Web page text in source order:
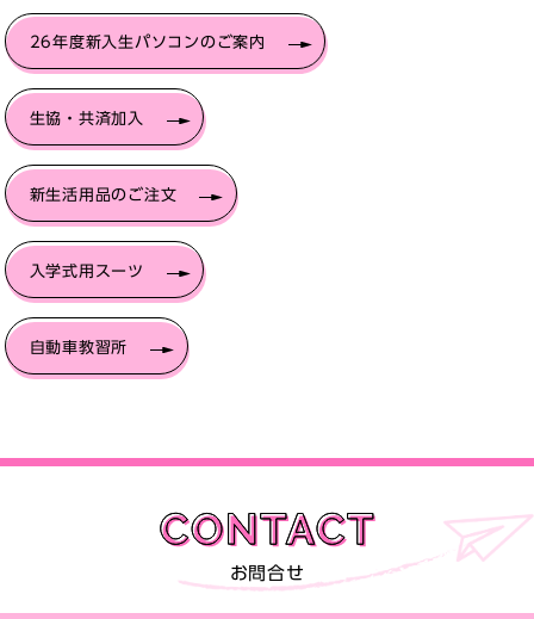
26年度新入生パソコンのご案内
生協・共済加入
新生活用品のご注文
入学式用スーツ
自動車教習所
お問合せ